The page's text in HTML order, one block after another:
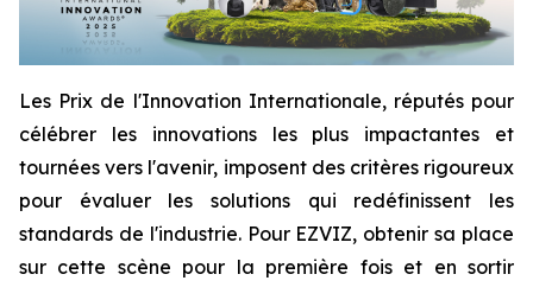
Les Prix de l'Innovation Internationale, réputés pour
célébrer les innovations les plus impactantes et
tournées vers l'avenir, imposent des critères rigoureux
pour évaluer les solutions qui redéfinissent les
standards de l'industrie. Pour EZVIZ, obtenir sa place
sur cette scène pour la première fois et en sortir